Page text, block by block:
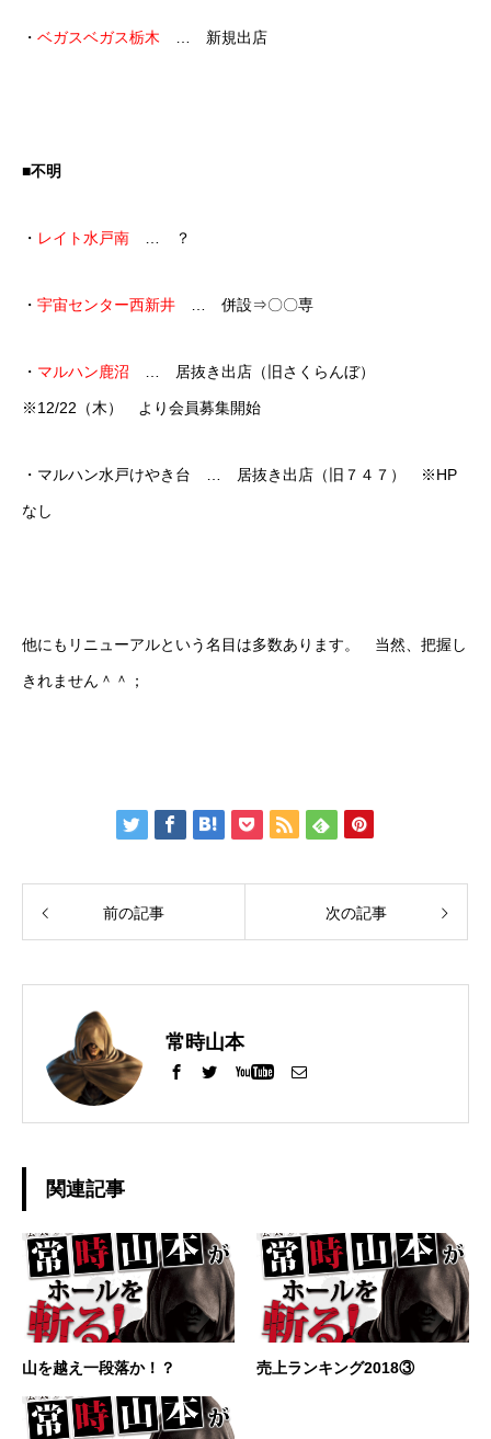
・ ベガスベガス栃木 … 新規出店
■不明
・ レイト水戸南 … ？
・ 宇宙センター西新井 … 併設⇒〇〇専
・ マルハン鹿沼 … 居抜き出店（旧さくらんぼ）
※12/22（木） より会員募集開始
・マルハン水戸けやき台 … 居抜き出店（旧７４７） ※HP
なし
他にもリニューアルという名目は多数あります。 当然、把握し
きれません＾＾；
前の記事 次の記事
常時山本
関連記事
山を越え一段落か！？ 売上ランキング2018③